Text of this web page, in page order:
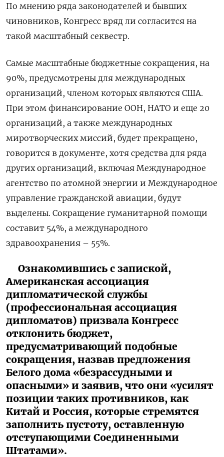
По мнению ряда законодателей и бывших
чиновников, Конгресс вряд ли согласится на
такой масштабный секвестр.
Самые масштабные бюджетные сокращения, на
90%, предусмотрены для международных
организаций, членом которых являются США.
При этом финансирование ООН, НАТО и еще 20
организаций, а также международных
миротворческих миссий, будет прекращено,
говорится в документе, хотя средства для ряда
других организаций, включая Международное
агентство по атомной энергии и Международное
управление гражданской авиации, будут
выделены. Сокращение гуманитарной помощи
составит 54%, а международного
здравоохранения – 55%.
Ознакомившись с запиской,
Американская ассоциация
дипломатической службы
(профессиональная ассоциация
дипломатов) призвала Конгресс
отклонить бюджет,
предусматривающий подобные
сокращения, назвав предложения
Белого дома «безрассудными и
опасными» и заявив, что они «усилят
позиции таких противников, как
Китай и Россия, которые стремятся
заполнить пустоту, оставленную
отступающими Соединенными
Штатами».